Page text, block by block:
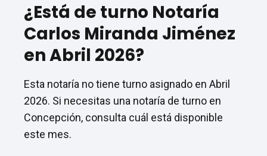
¿Está de turno Notaría
Carlos Miranda Jiménez
en Abril 2026?
Esta notaría no tiene turno asignado en Abril
2026. Si necesitas una notaría de turno en
Concepción, consulta cuál está disponible
este mes.